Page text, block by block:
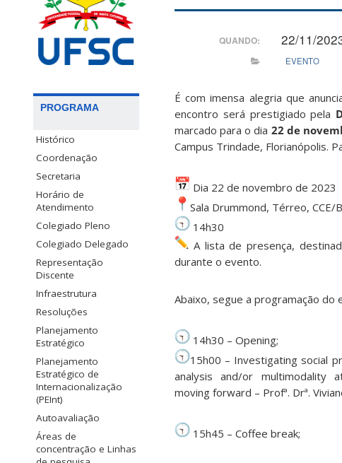
PROGRAMA
Histórico
Coordenação
Secretaria
Horário de
Atendimento
Colegiado Pleno
Colegiado Delegado
Representação
Discente
Infraestrutura
Resoluções
Planejamento
Estratégico
Planejamento
Estratégico de
Internacionalização
(PEInt)
Autoavaliação
Áreas de
concentração e Linhas
QUANDO: 22/11/
EVENTO
É com imensa alegria que
encontro será prestigiado pela
marcado para o dia 22 de
Campus Trindade, Florianópolis.
Dia 22 de novembro de 2023
Sala Drummond, Térreo, CCE/
14h30
A lista de presença,
durante o evento.
Abaixo, segue a programação do
14h30 – Opening;
15h00 – Investigating social
analysis and/or multimodality
moving forward – Profª. Drª.
15h45 – Coffee break;